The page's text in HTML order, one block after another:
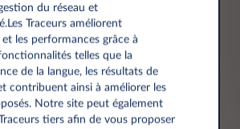
du réseau et
Traceurs améliorent
et les performances grâce à
telles que la
de la langue, les résultats de
contribuent ainsi à améliorer les
Notre site peut également
tiers afin de vous proposer